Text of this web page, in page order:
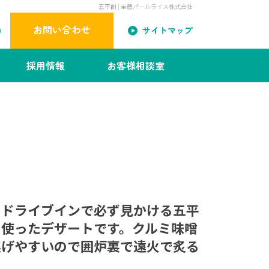
五平餅 | 全農パールライス株式会社
お問い合わせ サイトマップ
採用情報 お客様相談室
ライブインで必ず見かける五平
ったデザートです。クルミ味噌
やすいので囲炉裏で遠火で炙る